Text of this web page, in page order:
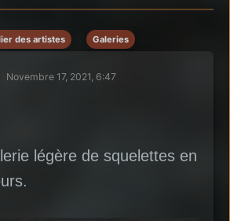
des artistes Galeries
Novembre 17, 2021, 6:47
légère de squelettes en